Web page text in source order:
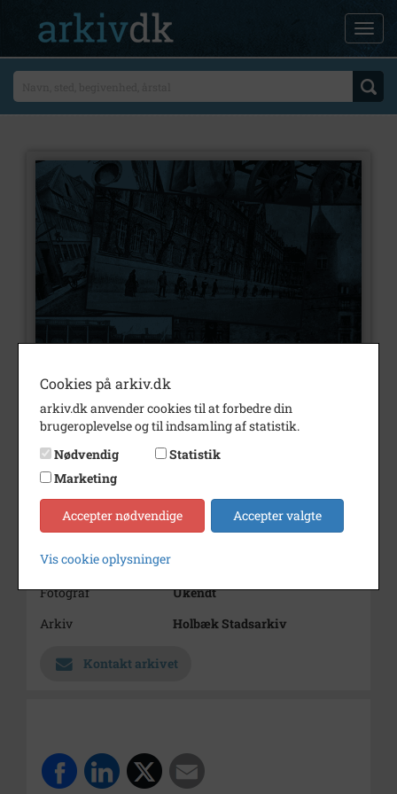
Nummer
B3451
Type
Fotograf
Ukendt
Arkiv
Holbæk Stadsarkiv
Kontakt arkivet
Cookies på arkiv.dk
arkiv.dk anvender cookies til at forbedre din
brugeroplevelse og til indsamling af statistik.
Nødvendig
Statistik
Marketing
Accepter nødvendige Accepter valgte
Vis cookie oplysninger